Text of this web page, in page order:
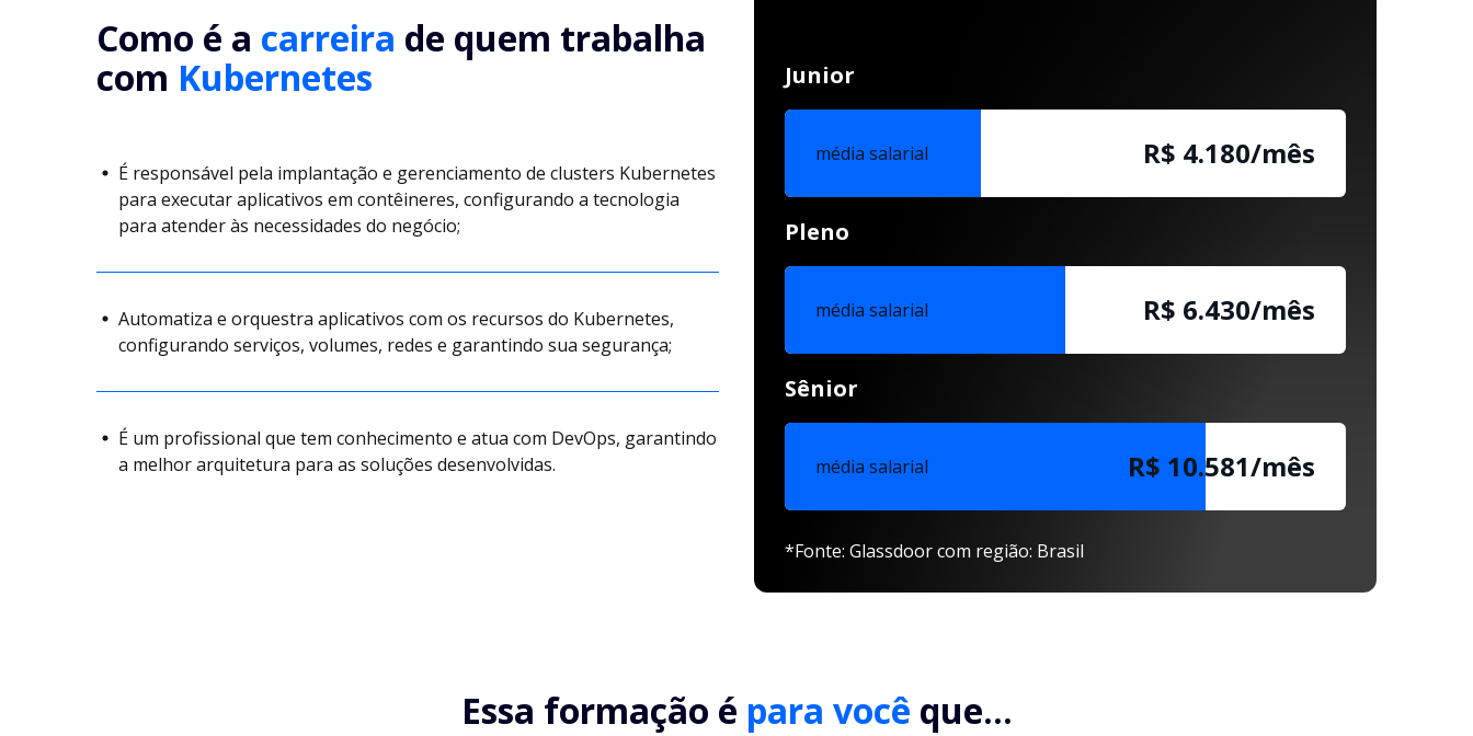
Como é a carreira de quem trabalha
com Kubernetes
É responsável pela implantação e gerenciamento de clusters Kubernetes
para executar aplicativos em contêineres, configurando a tecnologia
para atender às necessidades do negócio;
Automatiza e orquestra aplicativos com os recursos do Kubernetes,
configurando serviços, volumes, redes e garantindo sua segurança;
É um profissional que tem conhecimento e atua com DevOps, garantindo
a melhor arquitetura para as soluções desenvolvidas.
Junior
média salarial R$ 4.180/mês
Pleno
média salarial R$ 6.430/mês
Sênior
média salarial R$ 10.581/mês
*Fonte: Glassdoor com região: Brasil
Essa formação é para você que...